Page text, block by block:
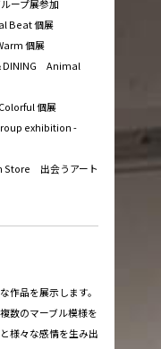
ープ展参加
Beat 個展
個展
DINING Animal
個展
exhibition -
Store 出会うアート
作品を展示します。
数のマーブル模様を
様々な感情を生み出